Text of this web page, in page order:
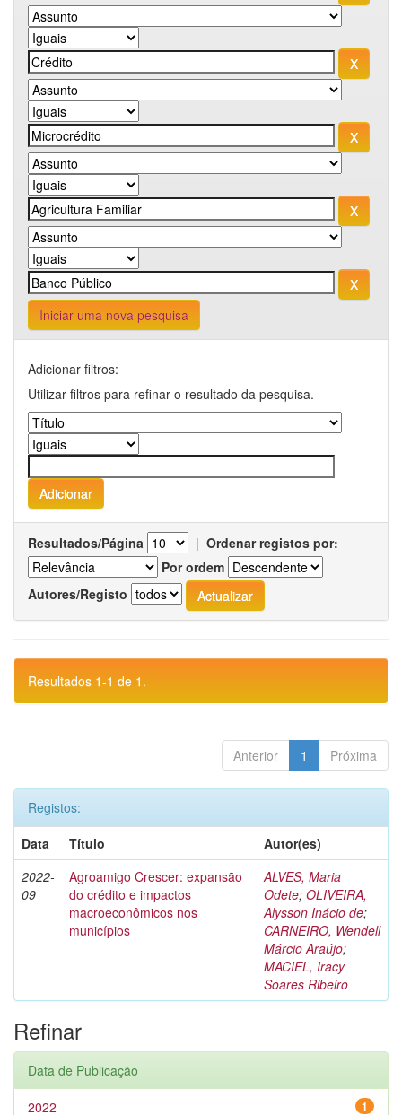
Iniciar uma nova pesquisa
Adicionar filtros:
Utilizar filtros para refinar o resultado da pesquisa.
Resultados/Página | Ordenar registos por:
Por ordem
Autores/Registo
Resultados 1-1 de 1.
Anterior 1 Próxima
Registos:
Data
Título
Autor(es)
2022-
09
Agroamigo Crescer: expansão
do crédito e impactos
macroeconômicos nos
municípios
ALVES, Maria
Odete; OLIVEIRA,
Alysson Inácio de;
CARNEIRO, Wendell
Márcio Araújo;
MACIEL, Iracy
Soares Ribeiro
Refinar
Data de Publicação
1
2022